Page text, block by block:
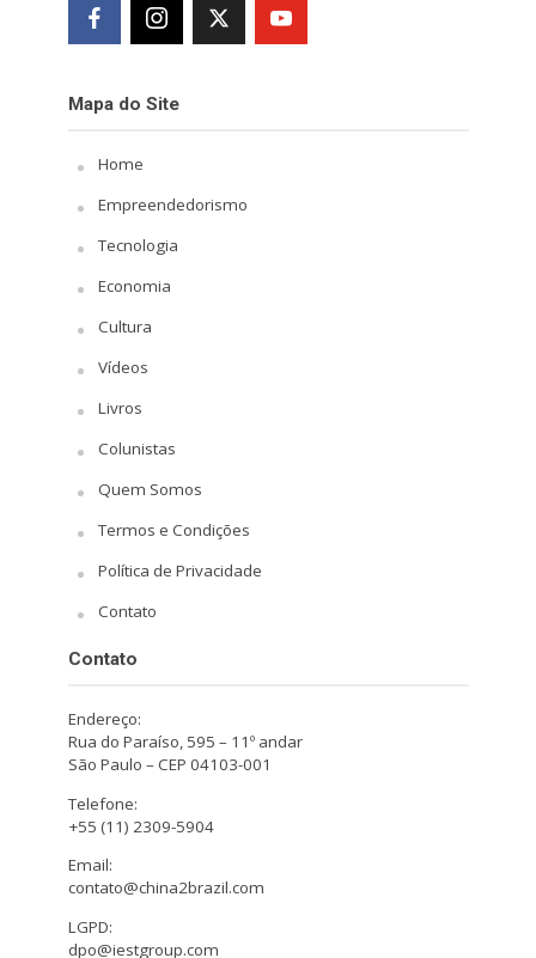
Mapa do Site
Home
Empreendedorismo
Tecnologia
Economia
Cultura
Vídeos
Livros
Colunistas
Quem Somos
Termos e Condições
Política de Privacidade
Contato
Contato
Endereço:
Rua do Paraíso, 595 – 11º andar
São Paulo – CEP 04103-001
Telefone:
+55 (11) 2309-5904
Email:
contato@china2brazil.com
LGPD:
dpo@iestgroup.com